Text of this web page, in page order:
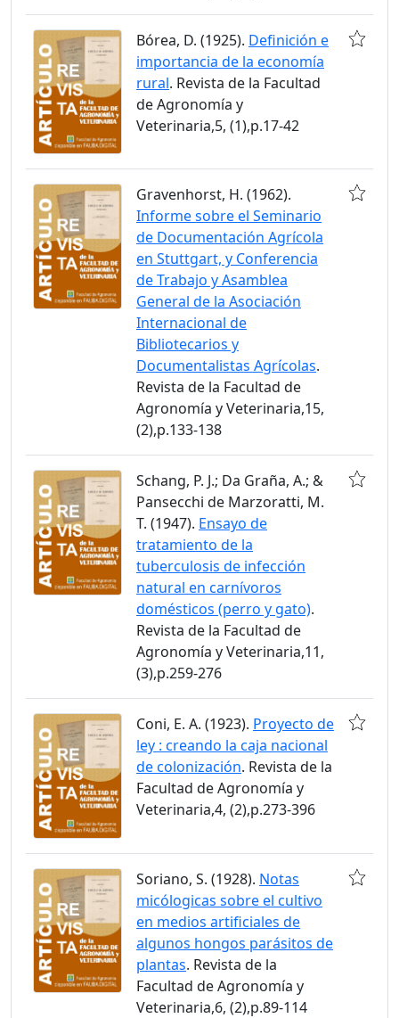
Bórea, D. (1925). Definición e
importancia de la economía
rural. Revista de la Facultad
de Agronomía y
Veterinaria,5, (1),p.17-42
Gravenhorst, H. (1962).
Informe sobre el Seminario
de Documentación Agrícola
en Stuttgart, y Conferencia
de Trabajo y Asamblea
General de la Asociación
Internacional de
Bibliotecarios y
Documentalistas Agrícolas.
Revista de la Facultad de
Agronomía y Veterinaria,15,
(2),p.133-138
Schang, P. J.; Da Graña, A.; &
Pansecchi de Marzoratti, M.
T. (1947). Ensayo de
tratamiento de la
tuberculosis de infección
natural en carnívoros
domésticos (perro y gato).
Revista de la Facultad de
Agronomía y Veterinaria,11,
(3),p.259-276
Coni, E. A. (1923). Proyecto de
ley : creando la caja nacional
de colonización. Revista de la
Facultad de Agronomía y
Veterinaria,4, (2),p.273-396
Soriano, S. (1928). Notas
micólogicas sobre el cultivo
en medios artificiales de
algunos hongos parásitos de
plantas. Revista de la
Facultad de Agronomía y
Veterinaria,6, (2),p.89-114